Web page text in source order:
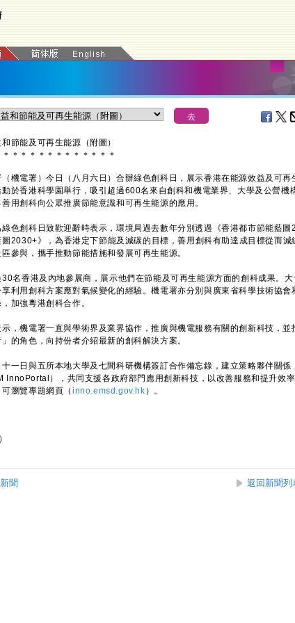
節能及可再生能源（附圖）
＊ ＊ ＊ ＊ ＊ ＊ ＊ ＊ ＊ ＊ ＊ ＊ ＊
電署）今日（八月六日）合辦綠色創科日，展示香港在能源效益及可再
於香港科學園舉行，吸引超過600名來自創科和機電業界、大學及公營機
用創科向公眾推廣節能意識和可再生能源的應用。
創科日致歡迎辭時表示，環境局過去數年分別透過《香港都市節能藍
圖2030+》，為香港定下節能及減碳的目標，善用創科有助達成目標從而減
參與，攜手推動節能措施和發展可再生能源。
香港及內地參展商，展示他們在節能及可再生能源方面的創科成果。大
利用創科方案應對氣候變化的經驗。機電署亦分別與廣東省科學技術協會
加強粵港創科合作。
機電署一直與學術界及業界協作，推廣與機電服務有關的創新科技，並
的角色，向持份者介紹最新的創科解決方案。
日與五所本地大學及七間科研機構簽訂合作備忘錄，建立策略夥伴關係
InnoPortal），共同支援各政府部門應用創新科技，以改善服務和提升效
瀏覽專題網頁（ inno.emsd.gov.hk ）。
聞 返回新聞列